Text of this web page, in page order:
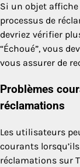
Si un objet
processus de
devriez vérifier
“Échoué”, vous
vous assurer de
Problèmes
réclamations
Les utilisateurs
courants
réclamations sur